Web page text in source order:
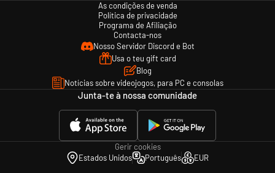
As condições de venda
Política de privacidade
Programa de Afiliação
Contacta-nos
Nosso Servidor Discord e Bot
Usa o teu gift card
Blog
Notícias sobre videojogos, para PC e consolas
Junta-te à nossa comunidade
Gerir cookies
Estados Unidos
Português EUR